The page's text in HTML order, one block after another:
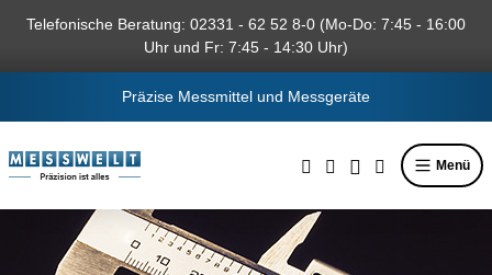
springen
Telefonische Beratung: 02331 - 62 52 8-0 (Mo-Do: 7:45 - 16:00
Uhr und Fr: 7:45 - 14:30 Uhr)
Präzise Messmittel und Messgeräte
Menü